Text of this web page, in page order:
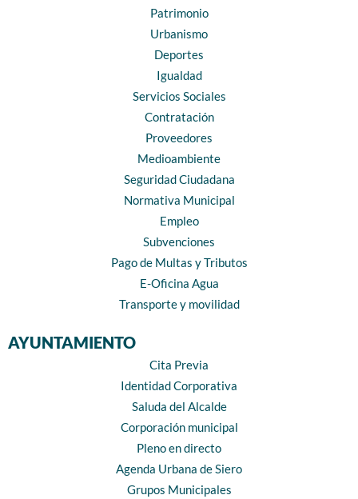
Patrimonio
Urbanismo
Deportes
Igualdad
Servicios Sociales
Contratación
Proveedores
Medioambiente
Seguridad Ciudadana
Normativa Municipal
Empleo
Subvenciones
Pago de Multas y Tributos
E-Oficina Agua
Transporte y movilidad
AYUNTAMIENTO
Cita Previa
Identidad Corporativa
Saluda del Alcalde
Corporación municipal
Pleno en directo
Agenda Urbana de Siero
Grupos Municipales